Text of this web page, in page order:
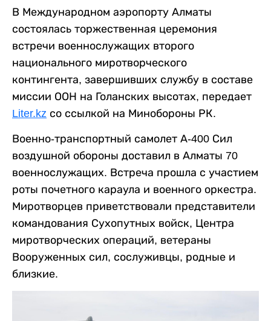
В Международном аэропорту Алматы
состоялась торжественная церемония
встречи военнослужащих второго
национального миротворческого
контингента, завершивших службу в составе
миссии ООН на Голанских высотах, передает
Liter.kz со ссылкой на Минобороны РК.
Военно-транспортный самолет А-400 Сил
воздушной обороны доставил в Алматы 70
военнослужащих. Встреча прошла с участием
роты почетного караула и военного оркестра.
Миротворцев приветствовали представители
командования Сухопутных войск, Центра
миротворческих операций, ветераны
Вооруженных сил, сослуживцы, родные и
близкие.